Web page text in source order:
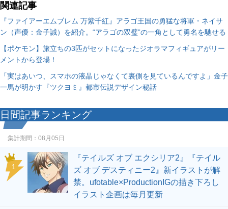
関連記事
『ファイアーエムブレム 万紫千紅』アラゴ王国の勇猛な将軍・ネイサ
ン（声優：金子誠）を紹介。“アラゴの双璧”の一角として勇名を馳せる
【ポケモン】旅立ちの3匹がセットになったジオラマフィギュアがリー
メントから登場！
「実はあいつ、スマホの液晶じゃなくて裏側を見ているんですよ」金子
一馬が明かす『ツクヨミ』都市伝説デザイン秘話
日間記事ランキング
集計期間： 08月05日
1
『テイルズ オブ エクシリア2』『テイル
ズ オブ デスティニー2』新イラストが解
禁。ufotable×ProductionIGの描き下ろし
イラスト企画は毎月更新